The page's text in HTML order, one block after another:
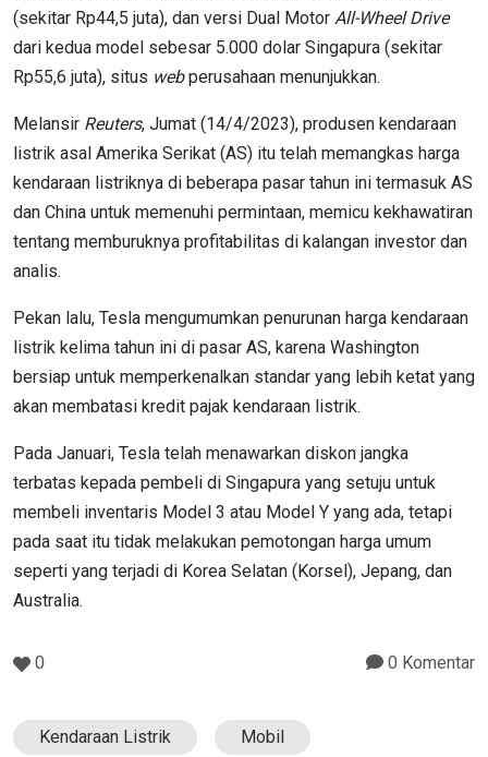
(sekitar Rp44,5 juta), dan versi Dual Motor All-Wheel Drive
dari kedua model sebesar 5.000 dolar Singapura (sekitar
Rp55,6 juta), situs webperusahaan menunjukkan.
Melansir Reuters, Jumat (14/4/2023), produsen kendaraan
listrik asal Amerika Serikat (AS) itu telah memangkas harga
kendaraan listriknya di beberapa pasar tahun ini termasuk AS
dan China untuk memenuhi permintaan, memicu kekhawatiran
tentang memburuknya profitabilitas di kalangan investor dan
analis.
Pekan lalu, Tesla mengumumkan penurunan harga kendaraan
listrik kelima tahun ini di pasar AS, karena Washington
bersiap untuk memperkenalkan standar yang lebih ketat yang
akan membatasi kredit pajak kendaraan listrik.
Pada Januari, Tesla telah menawarkan diskon jangka
terbatas kepada pembeli di Singapura yang setuju untuk
membeli inventaris Model 3 atau Model Y yang ada, tetapi
pada saat itu tidak melakukan pemotongan harga umum
seperti yang terjadi di Korea Selatan (Korsel), Jepang, dan
Australia.
0 0 Komentar
Kendaraan Listrik Mobil